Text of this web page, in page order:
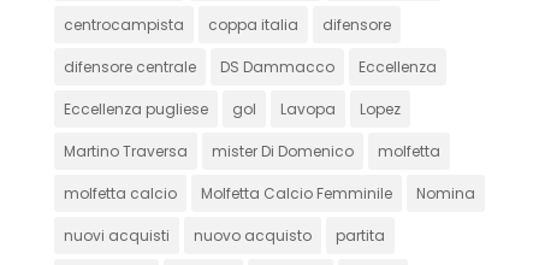
centrocampista coppa italia difensore
difensore centrale DS Dammacco Eccellenza
Eccellenza pugliese gol Lavopa Lopez
Martino Traversa mister Di Domenico molfetta
molfetta calcio Molfetta Calcio Femminile Nomina
nuovi acquisti nuovo acquisto partita